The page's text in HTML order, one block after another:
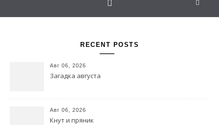
RECENT POSTS
Авг 06, 2026
Загадка августа
Авг 06, 2026
Кнут и пряник